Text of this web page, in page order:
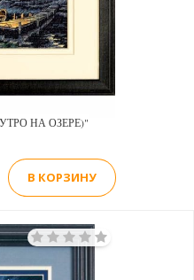
НА ОЗЕРЕ)"
В КОРЗИНУ